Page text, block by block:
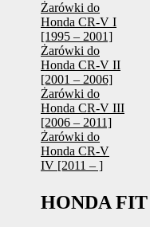
Żarówki do
Honda CR-V I
[1995 – 2001]
Żarówki do
Honda CR-V II
[2001 – 2006]
Żarówki do
Honda CR-V III
[2006 – 2011]
Żarówki do
Honda CR-V
IV [2011 – ]
HONDA FIT